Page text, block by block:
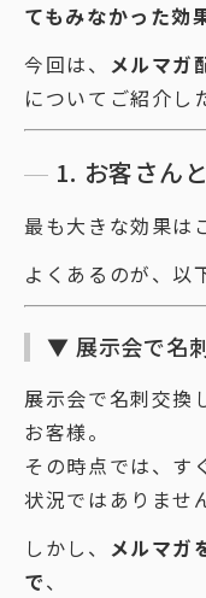
てもみなかった効
今回は、 メルマガ
についてご紹介し
1. お客さん
最も大きな効果は
よくあるのが、以
▼ 展示会で名
展示会で名刺交換
お客様。
その時点では、す
状況ではありませ
しかし、 メルマガ
で、